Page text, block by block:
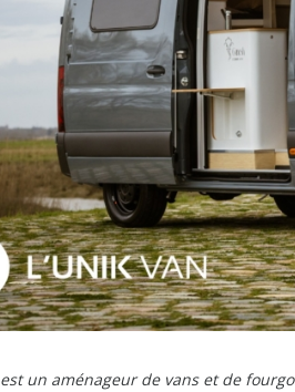
est un aménageur de vans et de